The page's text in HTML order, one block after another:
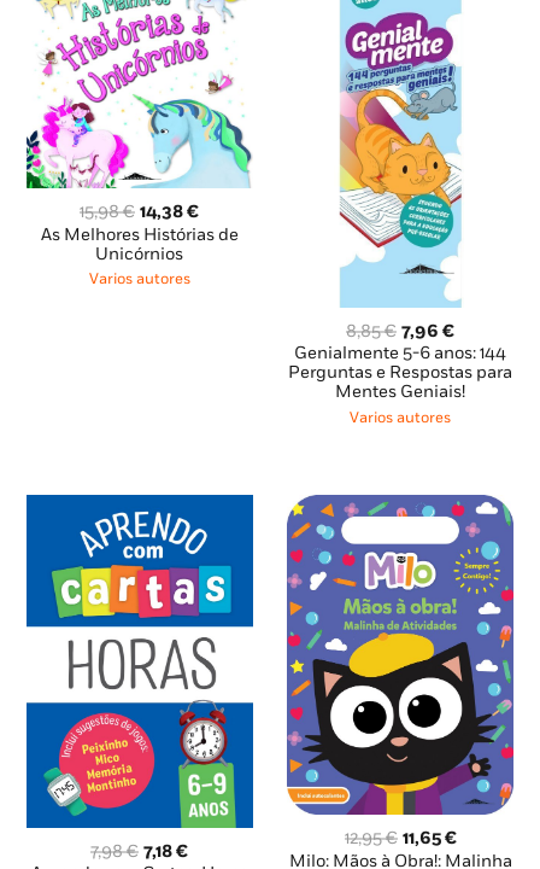
15,98€ O
preço
original
era:
14,38€O
preço
As Melhores Histórias de
Unicórnios
Varios autores
8,85€ O
preço
original
era:
8,85 €.
7,96€O
preço
atual
é:
Genialmente 5-6 anos: 144
Perguntas e Respostas para
Mentes Geniais!
Varios autores
7,98€ O
7,18€O
12,95€ O
preço
11,65€O
preço
Milo: Mãos à Obra!: Malinha